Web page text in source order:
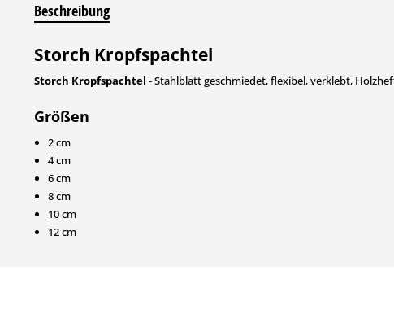
Beschreibung
Storch Kropfspachtel
Storch Kropfspachtel - Stahlblatt geschmiedet, flexibel, verklebt,
Größen
2 cm
4 cm
6 cm
8 cm
10 cm
12 cm